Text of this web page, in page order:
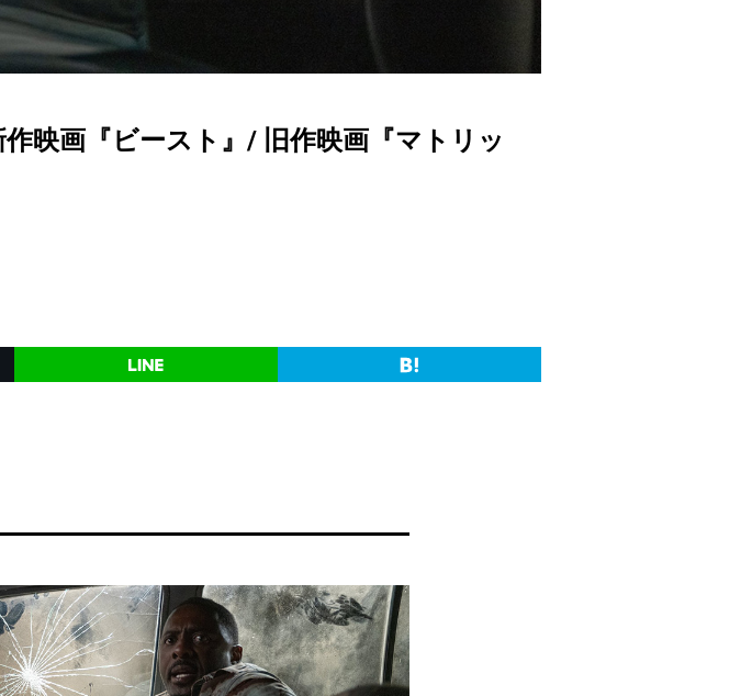
映画『ビースト』/ 旧作映画『マトリッ